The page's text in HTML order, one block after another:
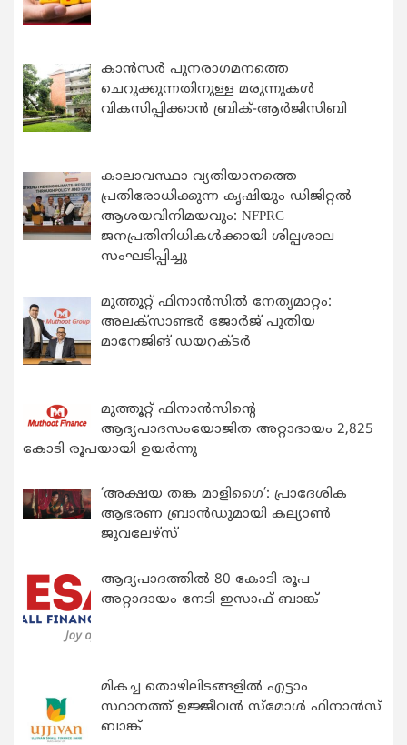
കാന്‍സര്‍ പുനരാഗമനത്തെ
ചെറുക്കുന്നതിനുള്ള മരുന്നുകള്‍
വികസിപ്പിക്കാന്‍ ബ്രിക്-ആര്‍ജിസിബി
കാലാവസ്ഥാ വ്യതിയാനത്തെ
പ്രതിരോധിക്കുന്ന കൃഷിയും ഡിജിറ്റൽ
ആശയവിനിമയവും: NFPRC
ജനപ്രതിനിധികൾക്കായി ശില്പശാല
സംഘടിപ്പിച്ചു
മുത്തൂറ്റ് ഫിനാൻസിൽ നേതൃമാറ്റം:
അലക്സാണ്ടർ ജോർജ് പുതിയ
മാനേജിങ് ഡയറക്ടർ
മുത്തൂറ്റ് ഫിനാൻസിന്റെ
ആദ്യപാദസംയോജിത അറ്റാദായം 2,825
കോടി രൂപയായി ഉയർന്നു
‘അക്ഷയ തങ്ക മാളിഗൈ’: പ്രാദേശിക
ആഭരണ ബ്രാന്‍ഡുമായി കല്യാണ്‍
ജുവലേഴ്‌സ്
ആദ്യപാദത്തിൽ 80 കോടി രൂപ
അറ്റാദായം നേടി ഇസാഫ് ബാങ്ക്
മികച്ച തൊഴിലിടങ്ങളിൽ എട്ടാം
സ്ഥാനത്ത് ഉജ്ജീവൻ സ്മോൾ ഫിനാൻസ്
ബാങ്ക്